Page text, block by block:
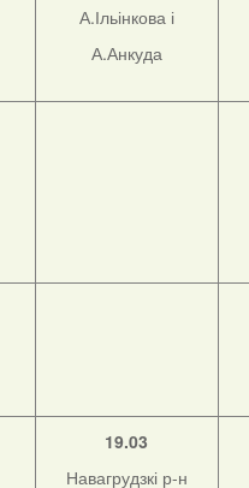
А.Ільінкова і
А.Анкуда
19.03
Навагрудзкі р-н